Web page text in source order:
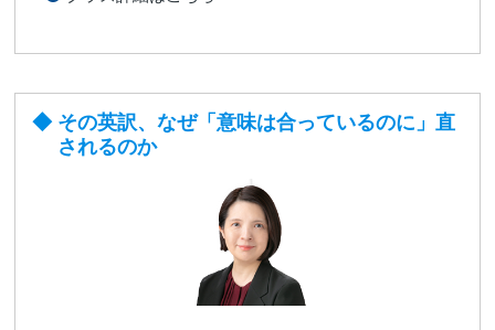
その英訳、なぜ「意味は合っているのに」直
されるのか